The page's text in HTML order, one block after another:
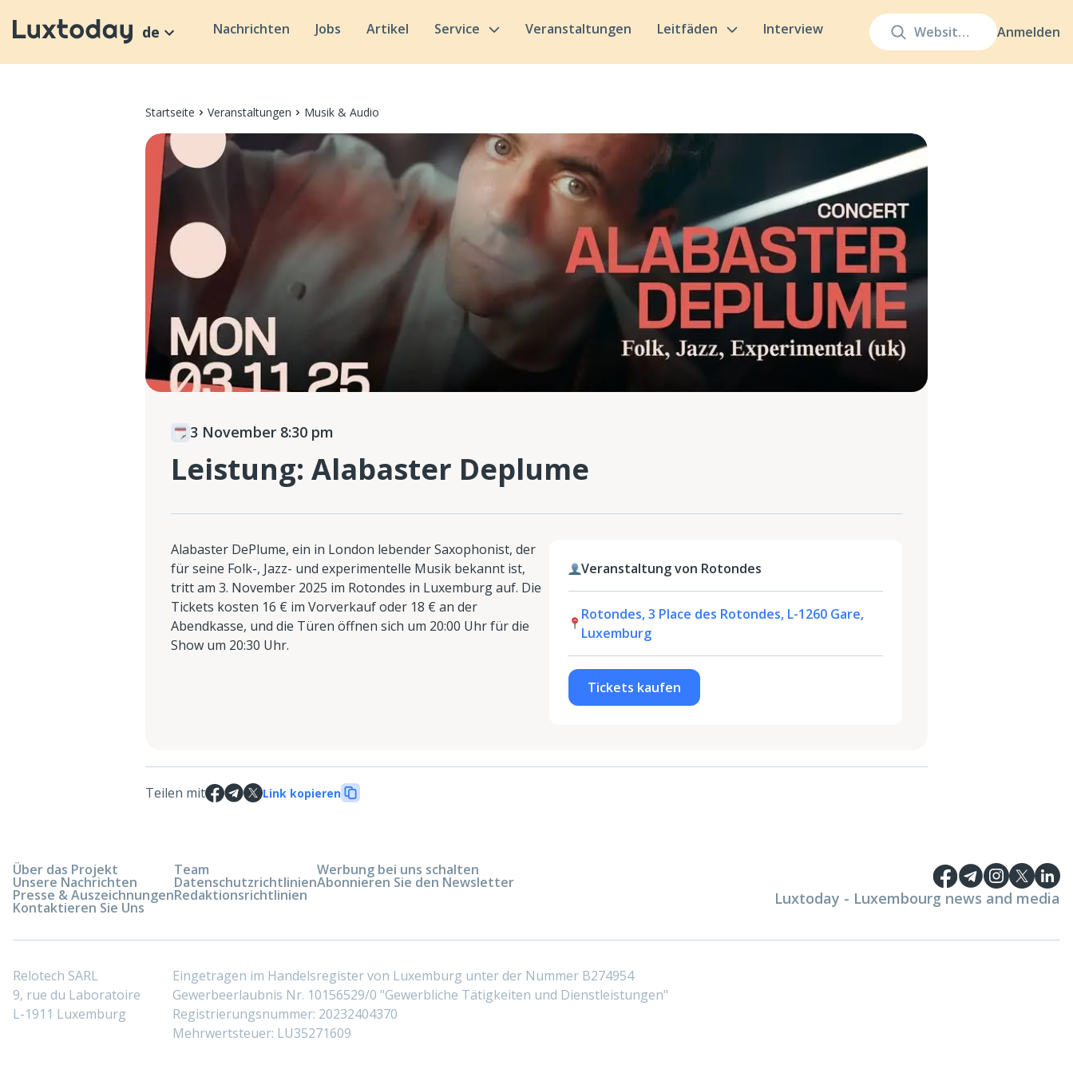
Anmelden
de Nachrichten Jobs Artikel Service Veranstaltungen Leitfäden Interview
Startseite Veranstaltungen Musik & Audio
3 November 8:30 pm
Leistung: Alabaster Deplume
Alabaster DePlume, ein in London lebender Saxophonist, der
für seine Folk-, Jazz- und experimentelle Musik bekannt ist,
tritt am 3. November 2025 im Rotondes in Luxemburg auf. Die
Tickets kosten 16 € im Vorverkauf oder 18 € an der
Abendkasse, und die Türen öffnen sich um 20:00 Uhr für die
Show um 20:30 Uhr.
Veranstaltung von Rotondes
Rotondes, 3 Place des Rotondes, L-1260 Gare,
Luxemburg
Tickets kaufen
Teilen mit Link kopieren
Über das Projekt
Unsere Nachrichten
Presse & Auszeichnungen
Kontaktieren Sie Uns
Team
Datenschutzrichtlinien
Redaktionsrichtlinien
Werbung bei uns schalten
Abonnieren Sie den Newsletter
Luxtoday - Luxembourg news and media
Relotech SARL
9, rue du Laboratoire
L-1911 Luxemburg
Eingetragen im Handelsregister von Luxemburg unter der Nummer B274954
Gewerbeerlaubnis Nr. 10156529/0 "Gewerbliche Tätigkeiten und Dienstleistungen"
Registrierungsnummer: 20232404370
Mehrwertsteuer: LU35271609